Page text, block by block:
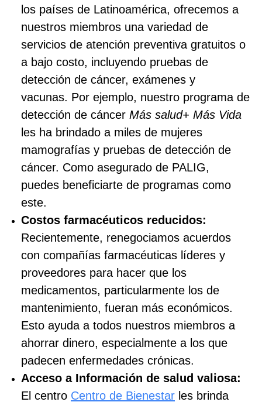
los países de Latinoamérica, ofrecemos a
nuestros miembros una variedad de
servicios de atención preventiva gratuitos o
a bajo costo, incluyendo pruebas de
detección de cáncer, exámenes y
vacunas. Por ejemplo, nuestro programa de
detección de cáncer Más salud+ Más Vida
les ha brindado a miles de mujeres
mamografías y pruebas de detección de
cáncer. Como asegurado de PALIG,
puedes beneficiarte de programas como
este.
Costos farmacéuticos reducidos:
Recientemente, renegociamos acuerdos
con compañías farmacéuticas líderes y
proveedores para hacer que los
medicamentos, particularmente los de
mantenimiento, fueran más económicos.
Esto ayuda a todos nuestros miembros a
ahorrar dinero, especialmente a los que
padecen enfermedades crónicas.
Acceso a Información de salud valiosa:
El centro Centro de Bienestar les brinda